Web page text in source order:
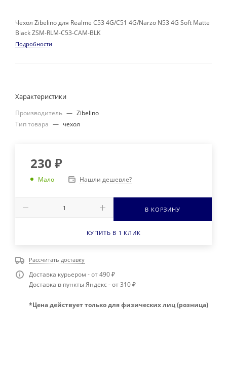
Чехол Zibelino для Realme C53 4G/C51 4G/Narzo N53 4G Soft Matte
Black ZSM-RLM-C53-CAM-BLK
Подробности
Характеристики
Производитель — Zibelino
Тип товара — чехол
230 ₽
Мало Нашли дешевле?
В КОРЗИНУ
КУПИТЬ В 1 КЛИК
Рассчитать доставку
Доставка курьером - от 490 ₽
Доставка в пункты Яндекс - от 310 ₽
*Цена действует только для физических лиц (розница)